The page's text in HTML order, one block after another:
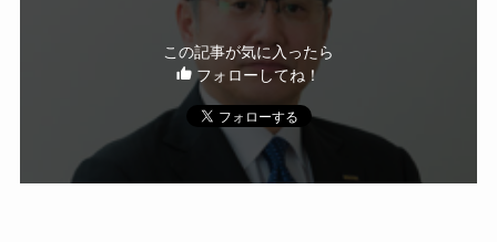
この記事が気に入ったら
フォローしてね！